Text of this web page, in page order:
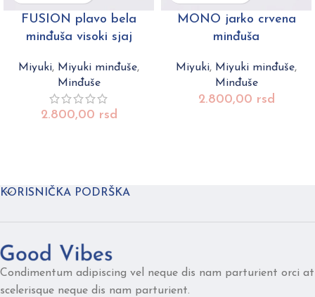
FUSION plavo bela
minđuša visoki sjaj
Miyuki, Miyuki minđuše,
Minđuše
2.800,00 rsd
MONO jarko crvena
minđuša
Miyuki, Miyuki minđuše,
Minđuše
2.800,00 rsd
KORISNIČKA PODRŠKA
Condimentum adipiscing vel neque dis nam parturient orci at
scelerisque neque dis nam parturient.